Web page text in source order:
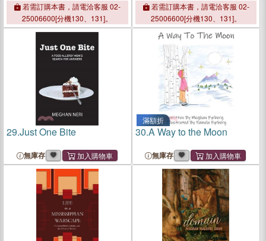
Directory 2023
若需訂購本書，請電洽客服 02-
25006600[分機130、131]。
Employment, Earnings,
Prices, Productivity, and
Other Labor Data
若需訂購本書，請電洽客服 02-
25006600[分機130、131]。
29.Just One Bite
無庫存
滿額折
30.A Way to the Moon
無庫存